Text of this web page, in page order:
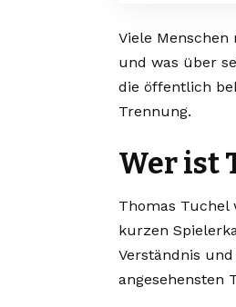
Viele Menschen
und was über
die öffentlich
Trennung.
Wer ist
Thomas Tuchel
kurzen
Verständnis
angesehensten